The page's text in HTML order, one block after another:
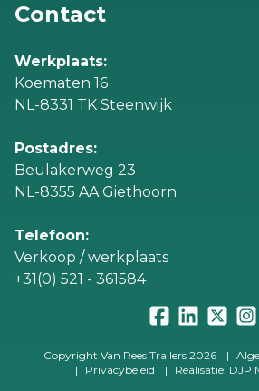
Contact
Werkplaats:
Koematen 16
NL-8331 TK Steenwijk
Postadres:
Beulakerweg 23
NL-8355 AA Giethoorn
Telefoon:
Verkoop / werkplaats
+31(0) 521 - 361584
Copyright Van Rees Trailers 2026 |
|
Privacybeleid | Realisatie: DJP